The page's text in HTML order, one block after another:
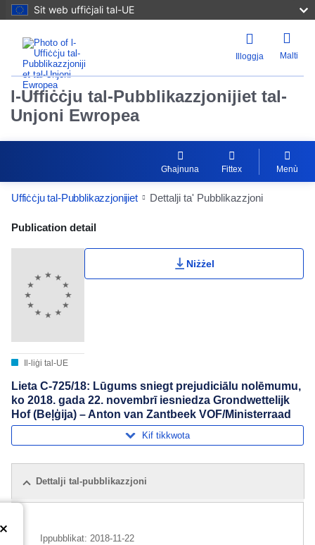
Sit web uffiċjali tal-UE
Illoggja Malti
l-Uffiċċju tal-Pubblikazzjonijiet tal-
Unjoni Ewropea
Għajnuna Fittex Menù
Uffiċċju tal-Pubblikazzjonijiet Dettalji ta' Pubblikazzjoni
Publication Detail Actions Portlet
Publication detail
Il-liġi tal-UE
Niżżel
Lieta C-725/18: Lūgums sniegt prejudiciālu nolēmumu,
ko 2018. gada 22. novembrī iesniedza Grondwettelijk
Hof (Beļģija) – Anton van Zantbeek VOF/Ministerraad
Kif tikkwota
Dettalji tal-pubblikazzjoni
Ippubblikat: 2018-11-22